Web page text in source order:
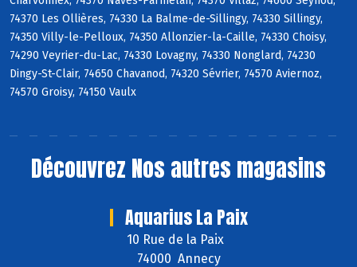
74370 Les Ollières, 74330 La Balme-de-Sillingy, 74330 Sillingy,
74350 Villy-le-Pelloux, 74350 Allonzier-la-Caille, 74330 Choisy,
74290 Veyrier-du-Lac, 74330 Lovagny, 74330 Nonglard, 74230
Dingy-St-Clair, 74650 Chavanod, 74320 Sévrier, 74570 Aviernoz,
74570 Groisy, 74150 Vaulx
Découvrez Nos autres magasins
Aquarius La Paix
10 Rue de la Paix
74000 Annecy